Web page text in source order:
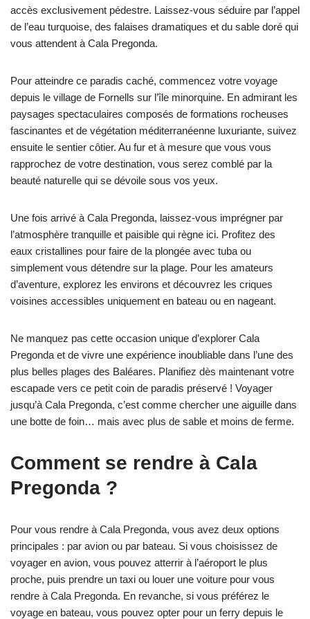
accès exclusivement pédestre. Laissez-vous séduire par l’appel
de l’eau turquoise, des falaises dramatiques et du sable doré qui
vous attendent à Cala Pregonda.
Pour atteindre ce paradis caché, commencez votre voyage
depuis le village de Fornells sur l’île minorquine. En admirant les
paysages spectaculaires composés de formations rocheuses
fascinantes et de végétation méditerranéenne luxuriante, suivez
ensuite le sentier côtier. Au fur et à mesure que vous vous
rapprochez de votre destination, vous serez comblé par la
beauté naturelle qui se dévoile sous vos yeux.
Une fois arrivé à Cala Pregonda, laissez-vous imprégner par
l’atmosphère tranquille et paisible qui règne ici. Profitez des
eaux cristallines pour faire de la plongée avec tuba ou
simplement vous détendre sur la plage. Pour les amateurs
d’aventure, explorez les environs et découvrez les criques
voisines accessibles uniquement en bateau ou en nageant.
Ne manquez pas cette occasion unique d’explorer Cala
Pregonda et de vivre une expérience inoubliable dans l’une des
plus belles plages des Baléares. Planifiez dès maintenant votre
escapade vers ce petit coin de paradis préservé ! Voyager
jusqu’à Cala Pregonda, c’est comme chercher une aiguille dans
une botte de foin… mais avec plus de sable et moins de ferme.
Comment se rendre à Cala
Pregonda ?
Pour vous rendre à Cala Pregonda, vous avez deux options
principales : par avion ou par bateau. Si vous choisissez de
voyager en avion, vous pouvez atterrir à l’aéroport le plus
proche, puis prendre un taxi ou louer une voiture pour vous
rendre à Cala Pregonda. En revanche, si vous préférez le
voyage en bateau, vous pouvez opter pour un ferry depuis le